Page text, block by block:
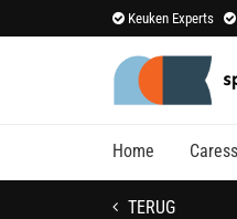
Keuken Experts
Home
TERUG